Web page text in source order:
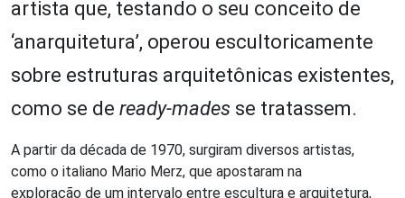
artista que, testando o seu conceito de
‘anarquitetura’, operou escultoricamente
sobre estruturas arquitetônicas existentes,
como se de ready-mades se tratassem.
A partir da década de 1970, surgiram diversos artistas,
como o italiano Mario Merz, que apostaram na
exploração de um intervalo entre escultura e arquitetura,